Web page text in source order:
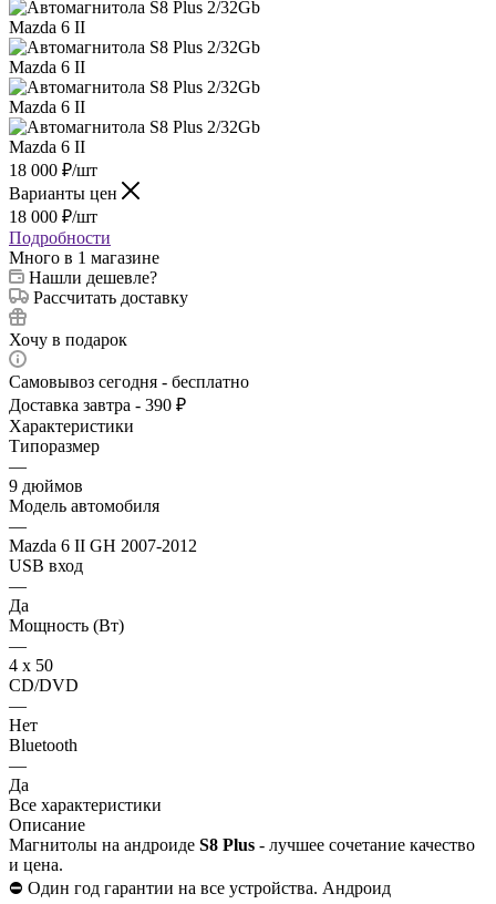
18 000 ₽/шт
Варианты цен
18 000 ₽/шт
Подробности
Много в 1 магазине
Нашли дешевле?
Рассчитать доставку
Хочу в подарок
Самовывоз сегодня - бесплатно
Доставка завтра - 390 ₽
Характеристики
Типоразмер
—
9 дюймов
Модель автомобиля
—
Mazda 6 II GH 2007-2012
USB вход
—
Да
Мощность (Вт)
—
4 х 50
CD/DVD
—
Нет
Bluetooth
—
Да
Все характеристики
Описание
Магнитолы на андроиде S8 Plus - лучшее сочетание качество
и цена.
⛔️ Один год гарантии на все устройства. Андроид